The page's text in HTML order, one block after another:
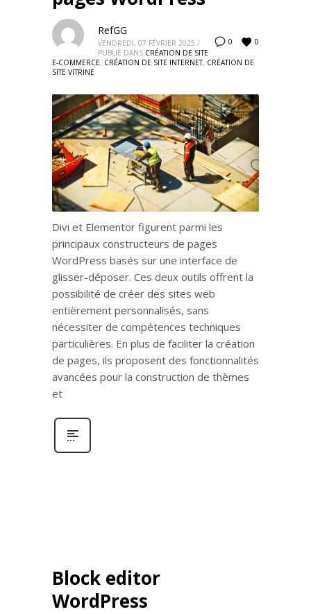
0 0
RefGG
VENDREDI, 07 FÉVRIER 2025 /
PUBLIÉ DANS CRÉATION DE SITE
E-COMMERCE, CRÉATION DE SITE INTERNET, CRÉATION DE
SITE VITRINE
Divi et Elementor figurent parmi les
principaux constructeurs de pages
WordPress basés sur une interface de
glisser-déposer. Ces deux outils offrent la
possibilité de créer des sites web
entièrement personnalisés, sans
nécessiter de compétences techniques
particulières. En plus de faciliter la création
de pages, ils proposent des fonctionnalités
avancées pour la construction de thèmes
et
Block editor
WordPress